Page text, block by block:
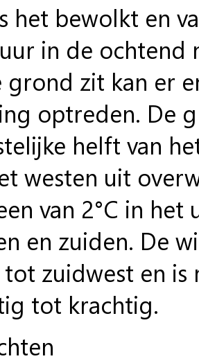
het bewolkt en
in de ochtend
grond zit kan er
optreden. De
helft van
westen uit
van 2°C in
en zuiden. De
zuidwest en is
tot krachtig.